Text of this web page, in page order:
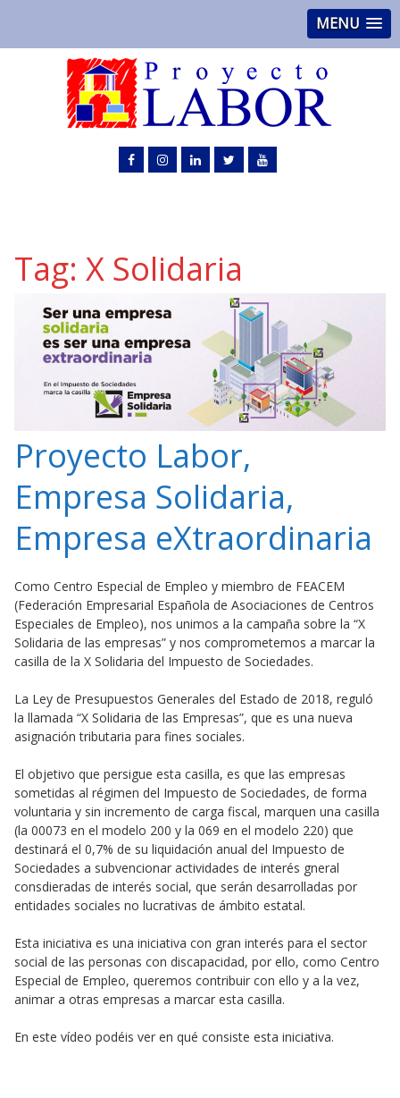
MENU
Tag: X Solidaria
Proyecto Labor,
Empresa Solidaria,
Empresa eXtraordinaria
Como Centro Especial de Empleo y miembro de FEACEM
(Federación Empresarial Española de Asociaciones de Centros
Especiales de Empleo), nos unimos a la campaña sobre la “X
Solidaria de las empresas” y nos comprometemos a marcar la
casilla de la X Solidaria del Impuesto de Sociedades.
La Ley de Presupuestos Generales del Estado de 2018, reguló
la llamada “X Solidaria de las Empresas”, que es una nueva
asignación tributaria para fines sociales.
El objetivo que persigue esta casilla, es que las empresas
sometidas al régimen del Impuesto de Sociedades, de forma
voluntaria y sin incremento de carga fiscal, marquen una casilla
(la 00073 en el modelo 200 y la 069 en el modelo 220) que
destinará el 0,7% de su liquidación anual del Impuesto de
Sociedades a subvencionar actividades de interés gneral
consdieradas de interés social, que serán desarrolladas por
entidades sociales no lucrativas de ámbito estatal.
Esta iniciativa es una iniciativa con gran interés para el sector
social de las personas con discapacidad, por ello, como Centro
Especial de Empleo, queremos contribuir con ello y a la vez,
animar a otras empresas a marcar esta casilla.
En este vídeo podéis ver en qué consiste esta iniciativa.